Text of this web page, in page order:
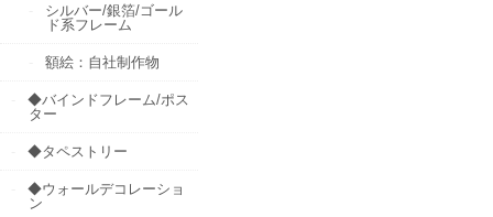
シルバー/銀箔/ゴール
ド系フレーム
額絵：自社制作物
◆バインドフレーム/ポス
ター
◆タペストリー
◆ウォールデコレーショ
ン